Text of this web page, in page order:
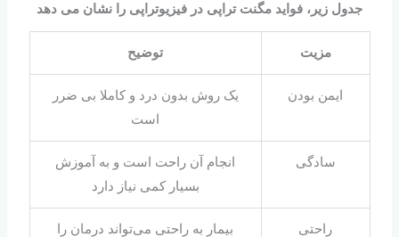
جدول زیر، فواید مگنت تراپی در فیزیوتراپی را نشان می دهد
مزیت توضیح
ایمن بودن
یک روش بدون درد و کاملا بی‌ ضرر
است
سادگی
انجام آن راحت است و به آموزش
بسیار کمی نیاز دارد
راحتی
بیمار به‌ راحتی می‌تواند درمان را